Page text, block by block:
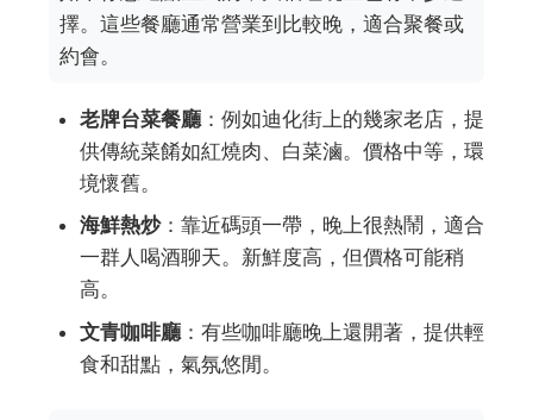
擇。這些餐廳通常營業到比較晚，適合聚餐或
約會。
老牌台菜餐廳：例如迪化街上的幾家老店，提
供傳統菜餚如紅燒肉、白菜滷。價格中等，環
境懷舊。
海鮮熱炒：靠近碼頭一帶，晚上很熱鬧，適合
一群人喝酒聊天。新鮮度高，但價格可能稍
高。
文青咖啡廳：有些咖啡廳晚上還開著，提供輕
食和甜點，氣氛悠閒。